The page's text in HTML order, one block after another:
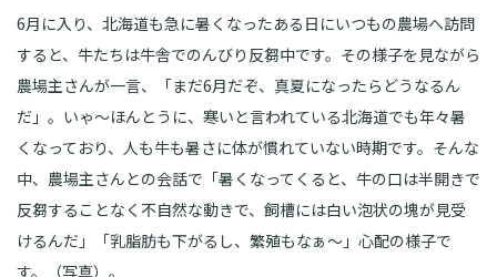
6月に入り、北海道も急に暑くなったある日にいつもの農場へ訪問
すると、牛たちは牛舎でのんびり反芻中です。その様子を見ながら
農場主さんが一言、「まだ6月だぞ、真夏になったらどうなるん
だ」。いゃ～ほんとうに、寒いと言われている北海道でも年々暑
くなっており、人も牛も暑さに体が慣れていない時期です。そんな
中、農場主さんとの会話で「暑くなってくると、牛の口は半開きで
反芻することなく不自然な動きで、飼槽には白い泡状の塊が見受
けるんだ」「乳脂肪も下がるし、繁殖もなぁ～」心配の様子で
す。（写真）。